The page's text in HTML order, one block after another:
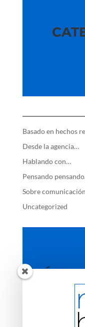
Basado en hechos
Desde la agencia…
Hablando con…
Pensando
Sobre
Uncategorized